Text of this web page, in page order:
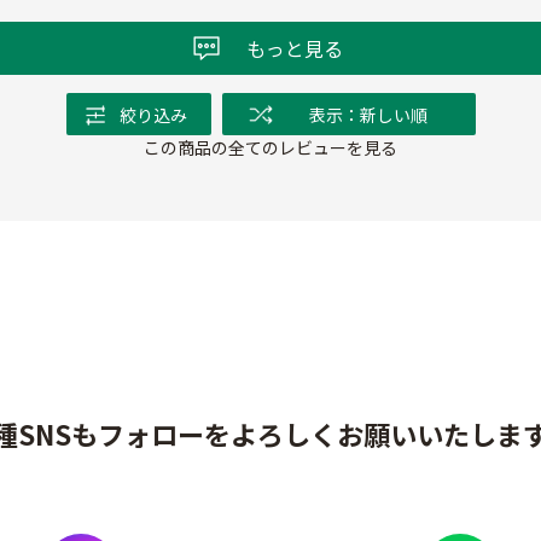
もっと見る
絞り込み
表示：新しい順
この商品の全てのレビューを見る
SNSもフォローをよろしくお願いいたしま